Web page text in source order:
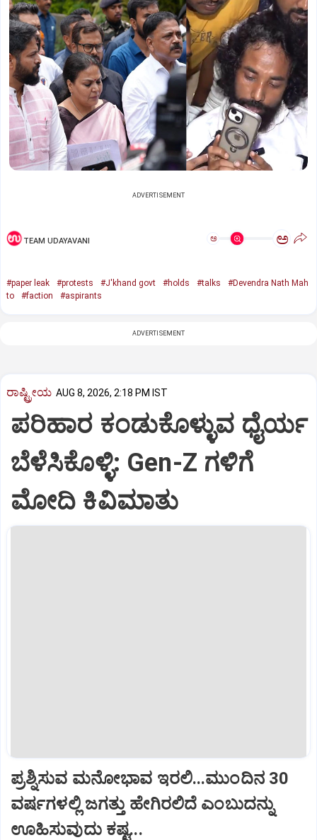
ADVERTISEMENT
TEAM UDAYAVANI ಅ ಅ
#paper leak #protests #J'khand govt #holds #talks
#Devendra Nath Mah
to
#faction #aspirants
ADVERTISEMENT
ರಾಷ್ಟ್ರೀಯ AUG 8, 2026, 2:18 PM IST
ಪರಿಹಾರ ಕಂಡುಕೊಳ್ಳುವ ಧೈರ್ಯ
ಬೆಳೆಸಿಕೊಳ್ಳಿ: Gen-Z ಗಳಿಗೆ
ಮೋದಿ ಕಿವಿಮಾತು
ಪ್ರಶ್ನಿಸುವ ಮನೋಭಾವ ಇರಲಿ...ಮುಂದಿನ 30
ವರ್ಷಗಳಲ್ಲಿ ಜಗತ್ತು ಹೇಗಿರಲಿದೆ ಎಂಬುದನ್ನು
ಊಹಿಸುವುದು ಕಷ್ಟ...